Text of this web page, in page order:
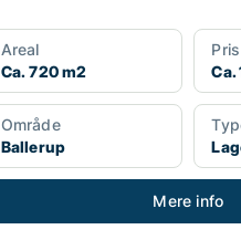
Areal
Ca. 720 m2
Pris
Ca.
Område
Ballerup
Mere info